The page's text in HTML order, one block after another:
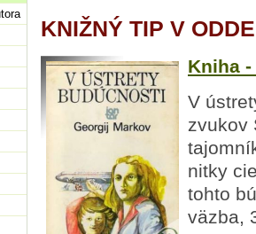
KNIŽNÝ TIP V
Kniha
V
zvukov
nitky
tohto
väzba,